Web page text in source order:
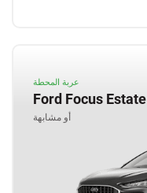
عربة المحطة
Ford Focus Estate
أو مشابهة